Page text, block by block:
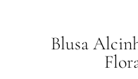
Blusa